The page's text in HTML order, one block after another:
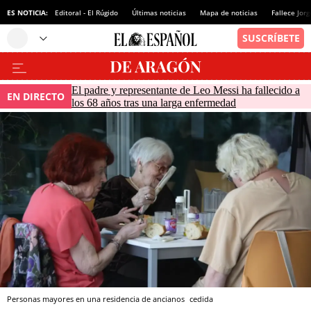
ES NOTICIA: Editoral - El Rúgido Últimas noticias Mapa de noticias Fallece
EN DIRECTO El padre y representante de Leo Messi ha fallecido a
los 68 años tras una larga enfermedad
Personas mayores en una residencia de ancianos cedida